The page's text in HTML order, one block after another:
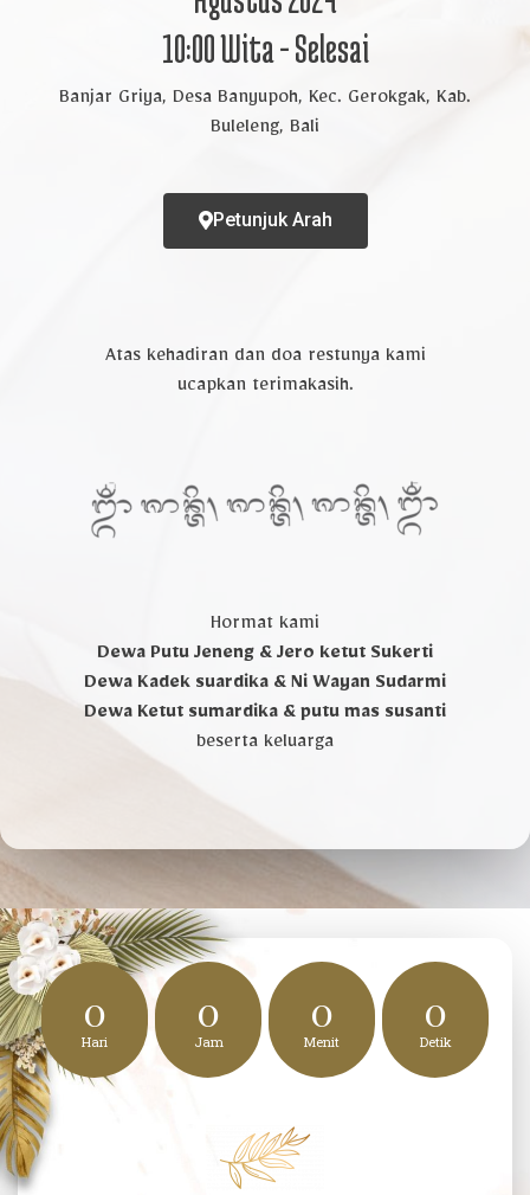
Kpd Bpk/Ibu/Saudara/i
Mohon maaf apabila ada kesalahan penulisan
Buka Undangan
10:00 Wita - Selesai
Banjar Griya, Desa Banyupoh, Kec. Gerokgak, Kab.
Buleleng, Bali
Petunjuk Arah
Atas kehadiran dan doa restunya kami
ucapkan terimakasih.
Hormat kami
Dewa Putu Jeneng & Jero ketut Sukerti
Dewa Kadek suardika & Ni Wayan Sudarmi
Dewa Ketut sumardika & putu mas susanti
beserta keluarga
0
Hari
0
Jam
0
Menit
0
Detik